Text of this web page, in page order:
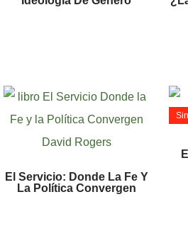
El Servicio: Donde La Fe Y
La Política Convergen